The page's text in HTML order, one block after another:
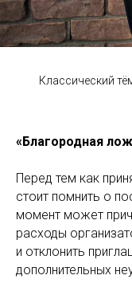
Классический
«Благородная
Перед тем как
стоит помнить о
момент может
расходы
и отклонить
дополнительных